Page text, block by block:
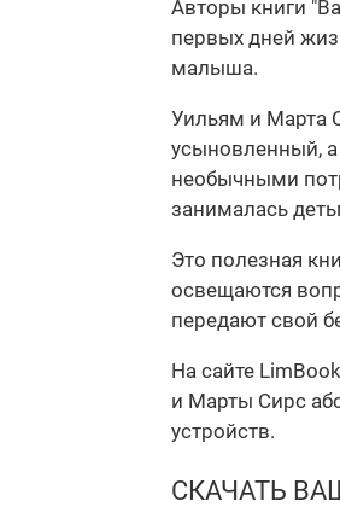
Авторы книги
первых дней
малыша.
Уильям и Марта
усыновленный,
необычными
занималась
Это полезная
освещаются
передают свой
На сайте
и Марты Сирс
устройств.
СКАЧАТЬ